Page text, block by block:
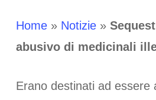
Home» Notizie»
abusivo di medicinali
Erano destinati ad essere